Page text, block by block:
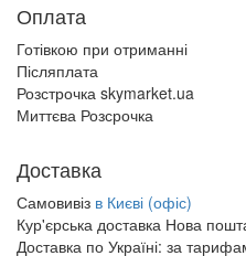
Оплата
Готівкою при отриманні
Післяплата
Розстрочка skymarket.ua
Миттєва Розсрочка
Доставка
Самовивіз в Києві (офіс)
Кур'єрська доставка Нова
Доставка по Україні: за